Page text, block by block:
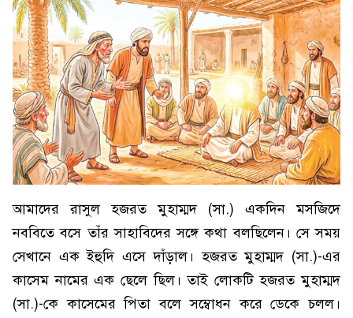
আমাদের রাসুল হজরত মুহাম্মদ (সা.) একদিন মসজিদে
নববিতে বসে তাঁর সাহাবিদের সঙ্গে কথা বলছিলেন। সে সময়
সেখানে এক ইহুদি এসে দাঁড়াল। হজরত মুহাম্মদ (সা.)-এর
কাসেম নামের এক ছেলে ছিল। তাই লোকটি হজরত মুহাম্মদ
(সা.)-কে কাসেমের পিতা বলে সম্বোধন করে ডেকে চলল।